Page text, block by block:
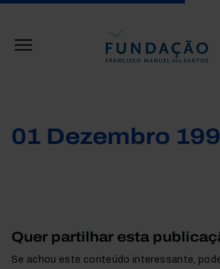
01 Dezembro
Quer partilhar esta
Se achou este conteúdo interessante,